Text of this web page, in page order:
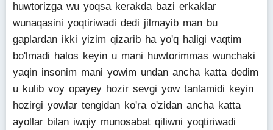
huwtorizga wu yoqsa kerakda bazi erkaklar
wunaqasini yoqtiriwadi dedi jilmayib man bu
gaplardan ikki yizim qizarib ha yo'q haligi vaqtim
bo'lmadi halos keyin u mani huwtorimmas wunchaki
yaqin insonim mani yowim undan ancha katta dedim
u kulib voy opayey hozir sevgi yow tanlamidi keyin
hozirgi yowlar tengidan ko'ra o'zidan ancha katta
ayollar bilan iwqiy munosabat qiliwni yoqtiriwadi